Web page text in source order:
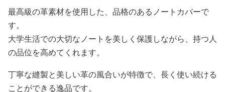
最高級の革素材を使用した、品格のあるノートカバーで
す。
大学生活での大切なノートを美しく保護しながら、持つ人
の品位を高めてくれます。
丁寧な縫製と美しい革の風合いが特徴で、長く使い続ける
ことができる逸品です。